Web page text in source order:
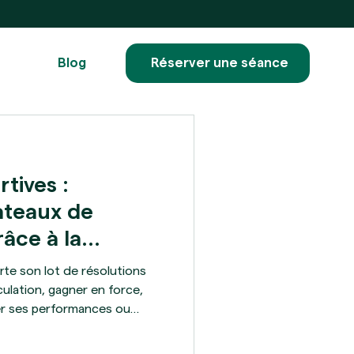
Blog Réserver une séance
:
de
à la
son lot de résolutions
gagner en force,
ses performances ou